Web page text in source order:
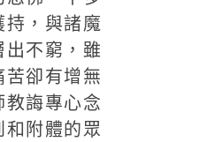
持，與諸魔
出不窮，雖
苦卻有增無
教誨專心念
和附體的眾